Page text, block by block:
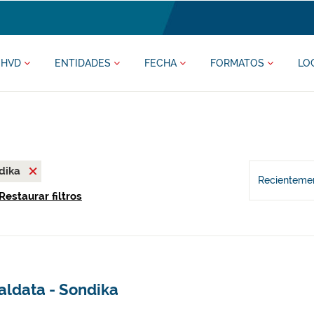
HVD ENTIDADES FECHA FORMATOS
filtros
- Sondika